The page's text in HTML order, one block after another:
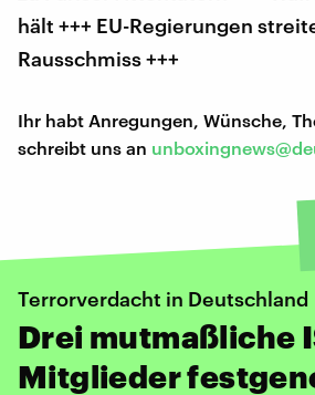
hält +++ EU-Regierungen
Rausschmiss +++
Ihr habt Anregungen, Wünsche,
schreibt uns an
Terrorverdacht in Deutschland
Drei mutmaßliche
Mitglieder